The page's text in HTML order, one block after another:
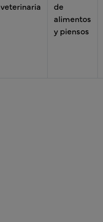
veterinaria
de
alimentos
y piensos